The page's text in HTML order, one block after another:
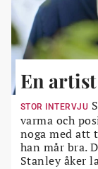
En
STOR INTERVJU
varma och
noga med att
han mår bra.
Stanley åker